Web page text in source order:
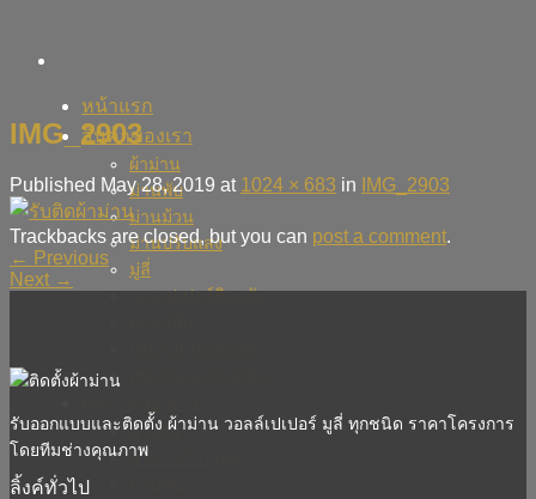
content
หน้าแรก
สินค้าของเรา
ผ้าม่าน
ม่านพับ
ม่านม้วน
ม่านปรับแสง
มู่ลี่
วอลเปเปอร์ติดผนัง
ผ้าม่าน
ผ้าม่านกันไรฝุ่น
IMG_2903
Published May 28, 2019 at 1024 × 683 in IMG_2903
Trackbacks are closed, but you can post a comment.
← Previous
Next →
รับออกแบบและติดตั้ง ผ้าม่าน วอลล์เปเปอร์ มูลี่ ทุกชนิด ราคาโครงการ
โดยทีมช่างคุณภาพ
ลิ้งค์ทั่วไป